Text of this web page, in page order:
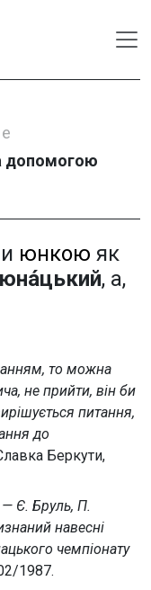
допомогою
юнкою як
юна́цький, а,
то можна
не прийти, він би
питання,
до
Беркути,
— Є. Бруль, П.
навесні
чемпіонату
1987.